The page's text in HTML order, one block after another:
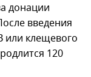
донации
введения
или клещевого
120